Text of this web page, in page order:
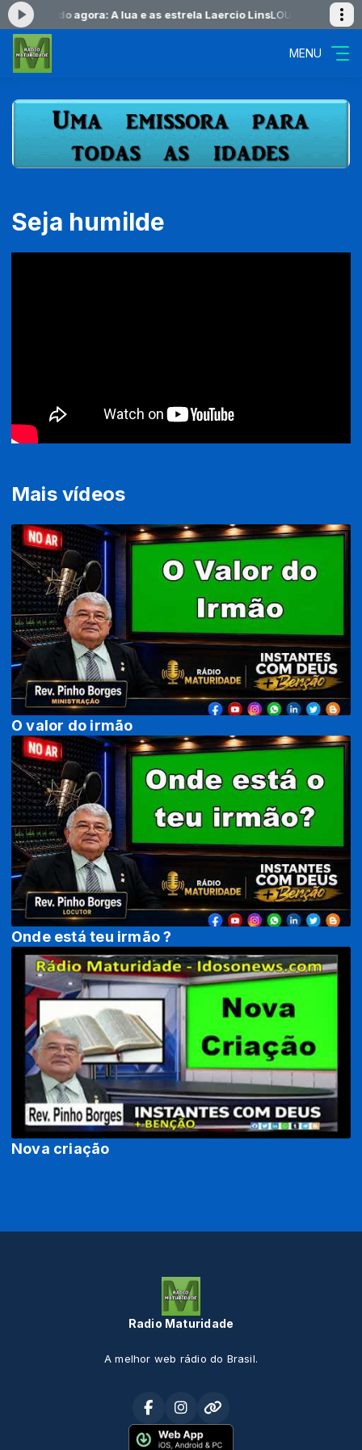
- Tocando agora: A lua e as estrela Laercio LinsLOUVORES DO
MENU
Seja humilde
Mais vídeos
O valor do irmão
Onde está teu irmão ?
Nova criação
Radio Maturidade
A melhor web rádio do Brasil.